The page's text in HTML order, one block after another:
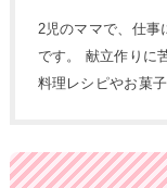
2児のママで、仕事
です。 献立作りに
料理レシピやお菓